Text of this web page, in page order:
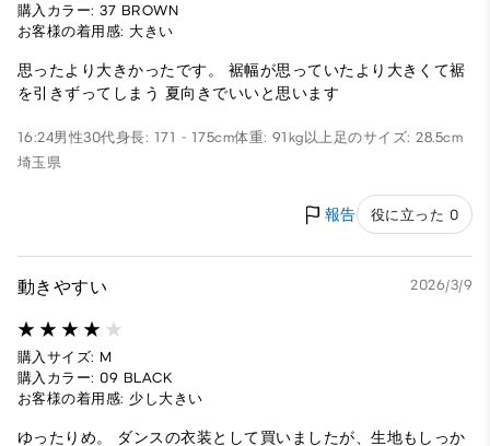
購入カラー: 37 BROWN
お客様の着用感: 大きい
思ったより大きかったです。 裾幅が思っていたより大きくて裾
を引きずってしまう 夏向きでいいと思います
16:24男性30代身長: 171 - 175cm体重: 91kg以上 足のサイズ: 28.5cm
埼玉県
報告 役に立った 0
動きやすい 2026/3/9
購入サイズ: M
購入カラー: 09 BLACK
お客様の着用感: 少し大きい
ゆったりめ。 ダンスの衣装として買いましたが、生地もしっか